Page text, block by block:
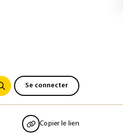
Se connecter
Copier le lien